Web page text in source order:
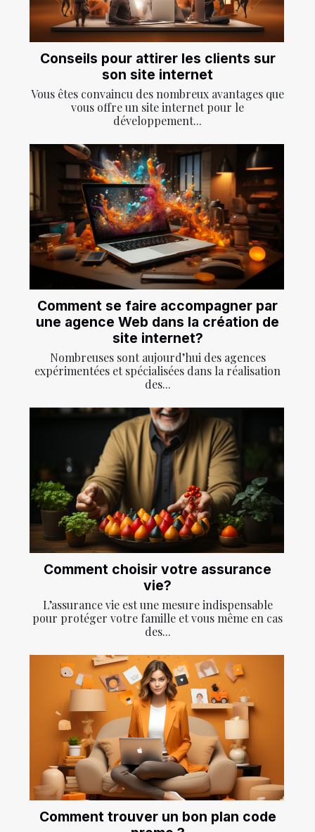
Conseils pour attirer les clients sur
son site internet
Vous êtes convaincu des nombreux avantages que
vous offre un site internet pour le
développement...
Comment se faire accompagner par
une agence Web dans la création de
site internet?
Nombreuses sont aujourd’hui des agences
expérimentées et spécialisées dans la réalisation
des...
Comment choisir votre assurance
vie?
L’assurance vie est une mesure indispensable
pour protéger votre famille et vous même en cas
des...
Comment trouver un bon plan code